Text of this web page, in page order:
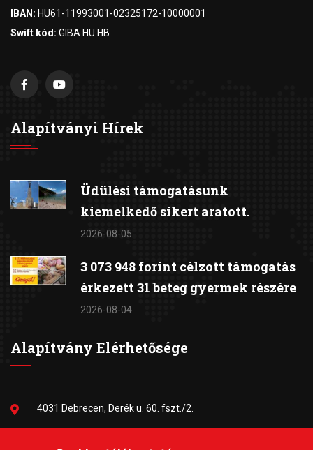
IBAN: HU61-11993001-02325172-10000001
Swift kód: GIBA HU HB
Alapítványi Hírek
Üdülési támogatásunk
kiemelkedő sikert aratott.
2026-08-05
3 073 948 forint célzott támogatás
érkezett 31 beteg gyermek részére
2026-08-04
Alapítvány Elérhetősége
4031 Debrecen, Derék u. 60. fszt./2.